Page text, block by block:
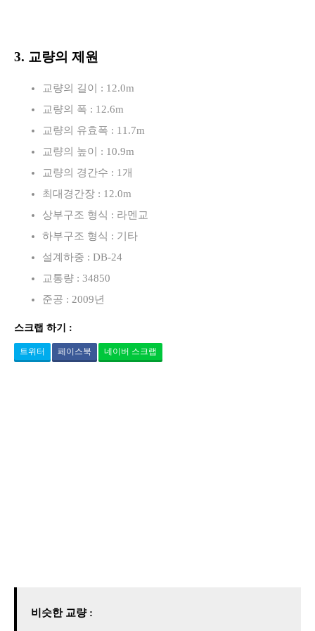
3. 교량의 제원
교량의 길이 : 12.0m
교량의 폭 : 12.6m
교량의 유효폭 : 11.7m
교량의 높이 : 10.9m
교량의 경간수 : 1개
최대경간장 : 12.0m
상부구조 형식 : 라멘교
하부구조 형식 : 기타
설계하중 : DB-24
교통량 : 34850
준공 : 2009년
스크랩 하기 :
트위터 페이스북 네이버 스크랩
비슷한 교량 :